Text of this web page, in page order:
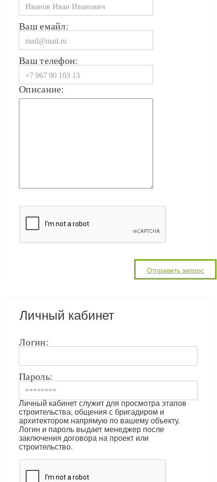
Ваш емайл:
Ваш телефон:
Описание:
Личный кабинет
Логин:
Пароль:
Личный кабинет служит для просмотра этапов
строительства, общения с бригадиром и
архитектором напрямую по вашему объекту.
Логин и пароль выдает менеджер после
заключения договора на проект или
строительство.